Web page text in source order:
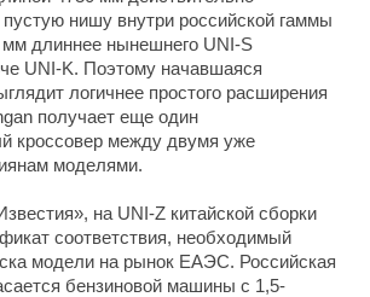
пустую нишу внутри российской гаммы
мм длиннее нынешнего UNI-S
UNI-K. Поэтому начавшаяся
логичнее простого расширения
получает еще один
кроссовер между двумя уже
моделями.
на UNI-Z китайской сборки
соответствия, необходимый
модели на рынок ЕАЭС. Российская
бензиновой машины с 1,5-